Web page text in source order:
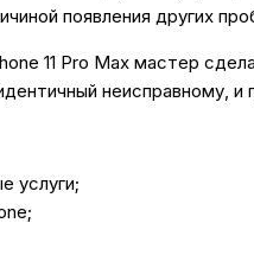
появления других
11 Pro Max мастер
неисправному,
услуги;